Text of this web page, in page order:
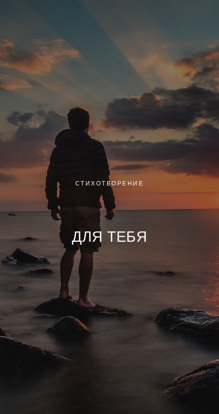
СТИХОТВОРЕНИЕ
ДЛЯ ТЕБЯ